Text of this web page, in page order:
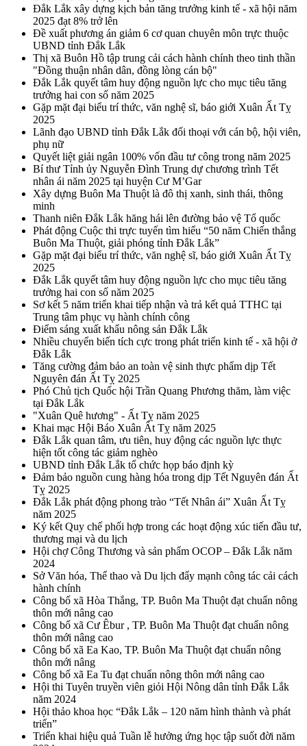
Đắk Lắk xây dựng kịch bản tăng trưởng kinh tế - xã hội năm
2025 đạt 8% trở lên
Đề xuất phương án giảm 6 cơ quan chuyên môn trực thuộc
UBND tỉnh Đắk Lắk
Thị xã Buôn Hồ tập trung cải cách hành chính theo tinh thần
"Đồng thuận nhân dân, đồng lòng cán bộ"
Đắk Lắk quyết tâm huy động nguồn lực cho mục tiêu tăng
trưởng hai con số năm 2025
Gặp mặt đại biểu trí thức, văn nghệ sĩ, báo giới Xuân Ất Tỵ
2025
Lãnh đạo UBND tỉnh Đắk Lắk đối thoại với cán bộ, hội viên,
phụ nữ
Quyết liệt giải ngân 100% vốn đầu tư công trong năm 2025
Bí thư Tỉnh ủy Nguyễn Đình Trung dự chương trình Tết
nhân ái năm 2025 tại huyện Cư M’Gar
Xây dựng Buôn Ma Thuột là đô thị xanh, sinh thái, thông
minh
Thanh niên Đắk Lắk hăng hái lên đường bảo vệ Tổ quốc
Phát động Cuộc thi trực tuyến tìm hiểu “50 năm Chiến thắng
Buôn Ma Thuột, giải phóng tỉnh Đắk Lắk”
Gặp mặt đại biểu trí thức, văn nghệ sĩ, báo giới Xuân Ất Tỵ
2025
Đắk Lắk quyết tâm huy động nguồn lực cho mục tiêu tăng
trưởng hai con số năm 2025
Sơ kết 5 năm triển khai tiếp nhận và trả kết quả TTHC tại
Trung tâm phục vụ hành chính công
Điểm sáng xuất khẩu nông sản Đắk Lắk
Nhiều chuyển biến tích cực trong phát triển kinh tế - xã hội ở
Đắk Lắk
Tăng cường đảm bảo an toàn vệ sinh thực phẩm dịp Tết
Nguyên đán Ất Tỵ 2025
Phó Chủ tịch Quốc hội Trần Quang Phương thăm, làm việc
tại Đắk Lắk
"Xuân Quê hương" - Ất Tỵ năm 2025
Khai mạc Hội Báo Xuân Ất Tỵ năm 2025
Đắk Lắk quan tâm, ưu tiên, huy động các nguồn lực thực
hiện tốt công tác giảm nghèo
UBND tỉnh Đắk Lắk tổ chức họp báo định kỳ
Đảm bảo nguồn cung hàng hóa trong dịp Tết Nguyên đán Ất
Tỵ 2025
Đắk Lắk phát động phong trào “Tết Nhân ái” Xuân Ất Tỵ
năm 2025
Ký kết Quy chế phối hợp trong các hoạt động xúc tiến đầu tư,
thương mại và du lịch
Hội chợ Công Thương và sản phẩm OCOP – Đắk Lắk năm
2024
Sở Văn hóa, Thể thao và Du lịch đẩy mạnh công tác cải cách
hành chính
Công bố xã Hòa Thắng, TP. Buôn Ma Thuột đạt chuẩn nông
thôn mới nâng cao
Công bố xã Cư Êbur , TP. Buôn Ma Thuột đạt chuẩn nông
thôn mới nâng cao
Công bố xã Ea Kao, TP. Buôn Ma Thuột đạt chuẩn nông
thôn mới nâng
Công bố xã Ea Tu đạt chuẩn nông thôn mới nâng cao
Hội thi Tuyên truyền viên giỏi Hội Nông dân tỉnh Đắk Lắk
năm 2024
Hội thảo khoa học “Đắk Lắk – 120 năm hình thành và phát
triển”
Triển khai hiệu quả Tuần lễ hưởng ứng học tập suốt đời năm